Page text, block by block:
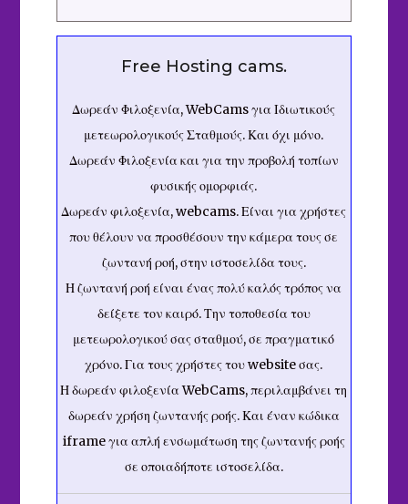
Free Hosting cams.
Δωρεάν Φιλοξενία, WebCams για Ιδιωτικούς
μετεωρολογικούς Σταθμούς. Και όχι μόνο.
Δωρεάν Φιλοξενία και για την προβολή τοπίων
φυσικής ομορφιάς.
Δωρεάν φιλοξενία, webcams. Είναι για χρήστες
που θέλουν να προσθέσουν την κάμερα τους σε
ζωντανή ροή, στην ιστοσελίδα τους.
Η ζωντανή ροή είναι ένας πολύ καλός τρόπος να
δείξετε τον καιρό. Την τοποθεσία του
μετεωρολογικού σας σταθμού, σε πραγματικό
χρόνο. Για τους χρήστες του website σας.
Η δωρεάν φιλοξενία WebCams, περιλαμβάνει τη
δωρεάν χρήση ζωντανής ροής. Και έναν κώδικα
iframe για απλή ενσωμάτωση της ζωντανής ροής
σε οποιαδήποτε ιστοσελίδα.